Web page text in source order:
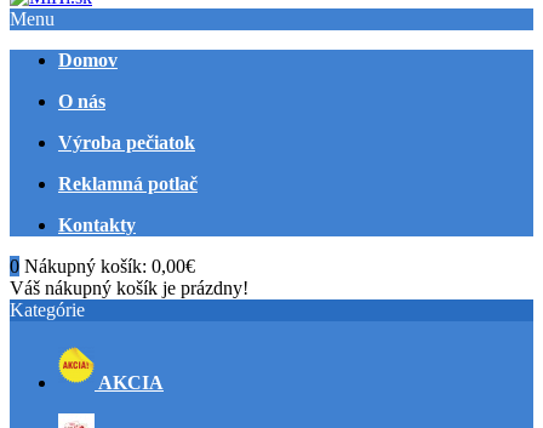
Menu
Domov
O nás
Výroba pečiatok
Reklamná potlač
Kontakty
0 Nákupný košík: 0,00€
Váš nákupný košík je prázdny!
Kategórie
AKCIA